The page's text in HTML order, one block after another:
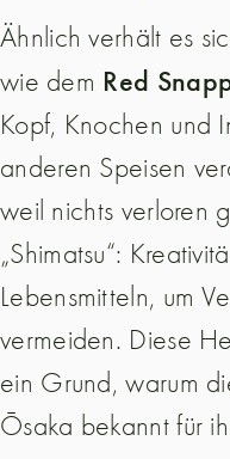
Ähnlich verhält es
wie dem Red
Kopf, Knochen und
anderen Speisen
weil nichts verloren
„Shimatsu“:
Lebensmitteln, um
vermeiden. Diese
ein Grund, warum
Ōsaka bekannt für